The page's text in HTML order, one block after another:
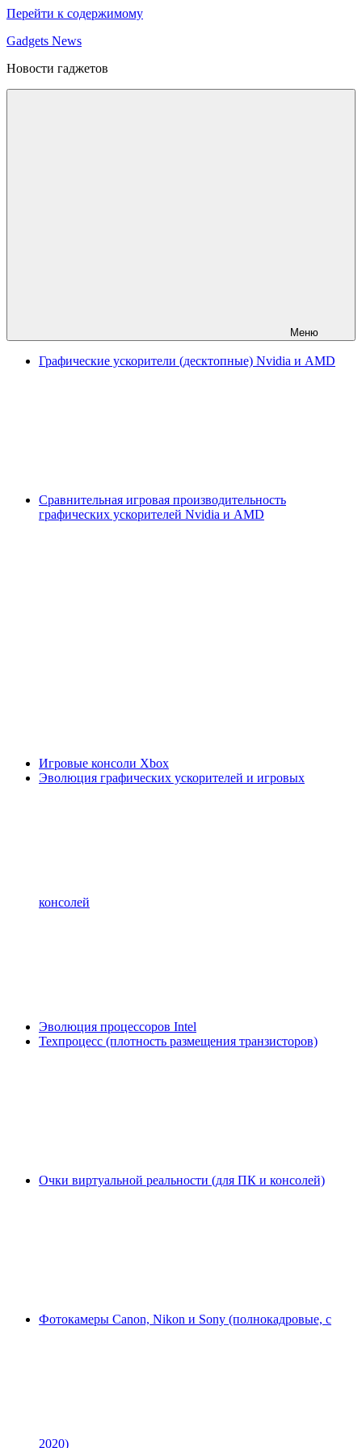
Перейти к содержимому
Gadgets News
Новости гаджетов
Меню
Графические ускорители (десктопные) Nvidia и AMD
Сравнительная игровая производительность
графических ускорителей Nvidia и AMD
Игровые консоли Xbox
Эволюция графических ускорителей и игровых
консолей
Эволюция процессоров Intel
Техпроцесс (плотность размещения транзисторов)
Очки виртуальной реальности (для ПК и консолей)
Фотокамеры Canon, Nikon и Sony (полнокадровые, с
2020)